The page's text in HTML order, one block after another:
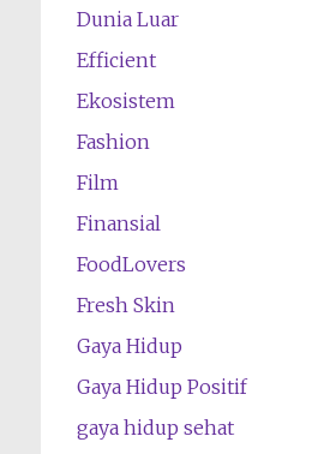
Dunia Luar
Efficient
Ekosistem
Fashion
Film
Finansial
FoodLovers
Fresh Skin
Gaya Hidup
Gaya Hidup Positif
gaya hidup sehat